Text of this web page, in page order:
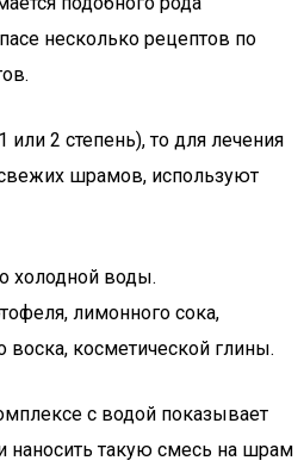
несколько рецептов по
2 степень), то для лечения
шрамов, используют
холодной воды.
лимонного сока,
воска, косметической глины.
с водой показывает
наносить такую смесь на шрам